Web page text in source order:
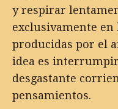
y respirar
exclusivamente en
producidas por el
idea es
desgastante
pensamientos.